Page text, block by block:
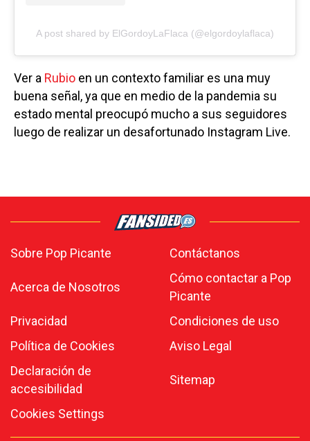
A post shared by ElGordoyLaFlaca (@elgordoylaflaca)
Ver a Rubio en un contexto familiar es una muy
buena señal, ya que en medio de la pandemia su
estado mental preocupó mucho a sus seguidores
luego de realizar un desafortunado Instagram Live.
Sobre Pop Picante Contáctanos
Acerca de Nosotros
Cómo contactar a Pop
Picante
Privacidad
Condiciones de uso
Política de Cookies
Aviso Legal
Declaración de
accesibilidad
Sitemap
Cookies Settings